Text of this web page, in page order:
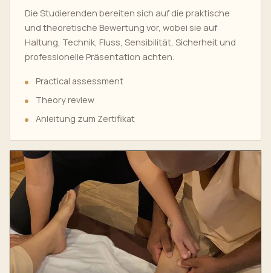
Die Studierenden bereiten sich auf die praktische
und theoretische Bewertung vor, wobei sie auf
Haltung, Technik, Fluss, Sensibilität, Sicherheit und
professionelle Präsentation achten.
Practical assessment
Theory review
Anleitung zum Zertifikat